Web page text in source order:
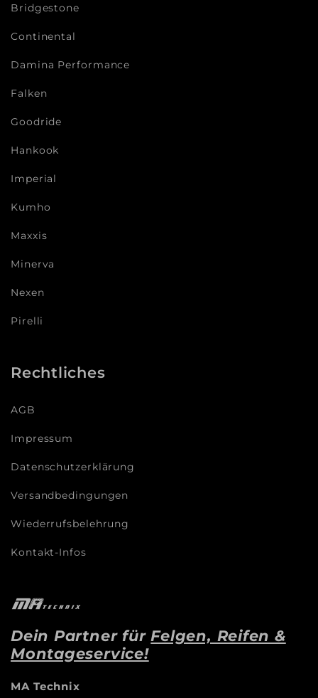
Bridgestone
Continental
Damina Performance
Falken
Goodride
Hankook
Imperial
Kumho
Maxxis
Minerva
Nexen
Pirelli
Rechtliches
AGB
Impressum
Datenschutzerklärung
Versandbedingungen
Wiederrufsbelehrung
Kontakt-Infos
Dein Partner fürFelgen, Reifen &
Montageservice!
MA Technix